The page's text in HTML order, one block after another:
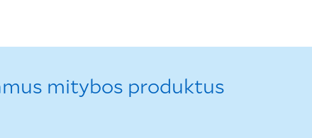
mitybos produktus